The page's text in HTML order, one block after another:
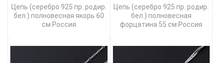
Цепь (серебро 925 пр. родир.
бел.) полновесная якорь 60
см Россия
Цепь (серебро 925 пр. родир.
бел.) полновесная
форцатина 55 см Россия